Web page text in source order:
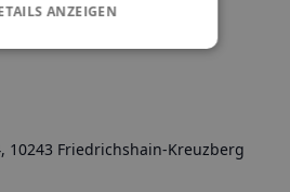
10243 Friedrichshain-Kreuzberg
ANZEIGEN